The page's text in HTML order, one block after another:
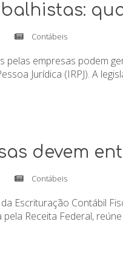
Contábeis
pelas empresas podem
Jurídica (IRPJ). A
devem
Contábeis
Escrituração Contábil
Receita Federal,